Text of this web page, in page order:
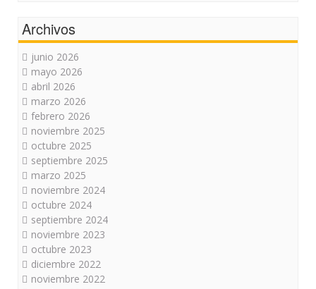
Archivos
junio 2026
mayo 2026
abril 2026
marzo 2026
febrero 2026
noviembre 2025
octubre 2025
septiembre 2025
marzo 2025
noviembre 2024
octubre 2024
septiembre 2024
noviembre 2023
octubre 2023
diciembre 2022
noviembre 2022